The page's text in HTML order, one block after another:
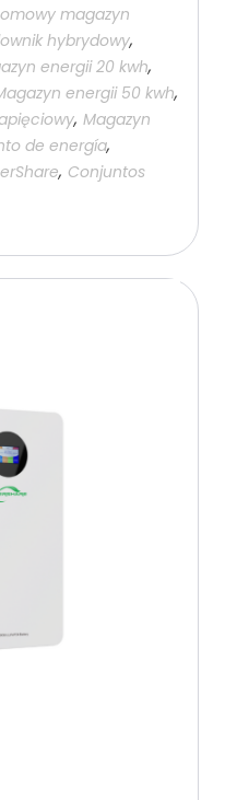
magazyn
hybrydowy,
energii 20 kwh,
energii 50 kwh,
, Magazyn
de energía,
, Conjuntos